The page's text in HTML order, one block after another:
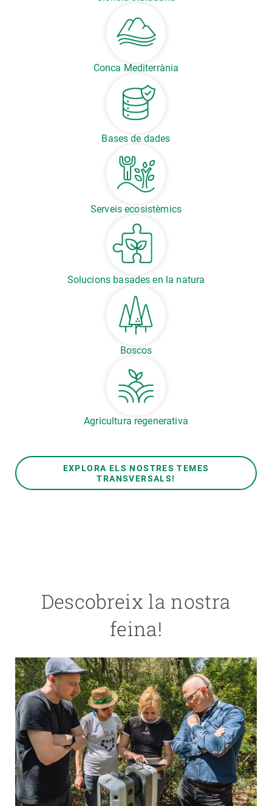
Conca Mediterrània
Bases de dades
Serveis ecosistèmics
Solucions basades en la natura
Boscos
Agricultura regenerativa
EXPLORA ELS NOSTRES TEMES
TRANSVERSALS!
Descobreix la nostra
feina!